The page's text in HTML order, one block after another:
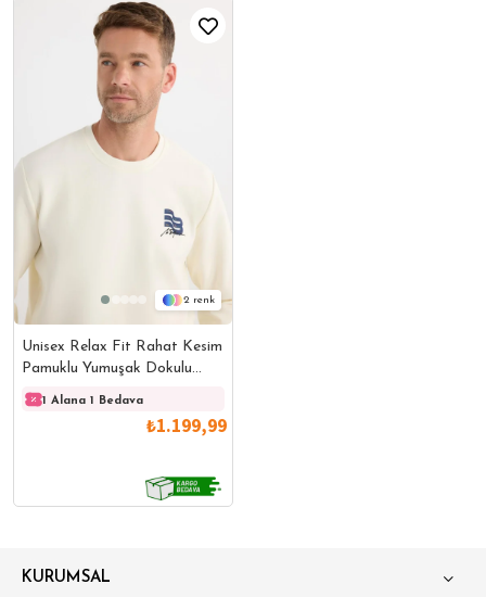
2
Unisex Relax Fit Rahat Kesim
Pamuklu Yumuşak Dokulu
Bisklet Yaka İç Polarlı Baskılı
Ekru Sweatshirt
1 Alana 1 Bedava
₺1.199,99
KURUMSAL